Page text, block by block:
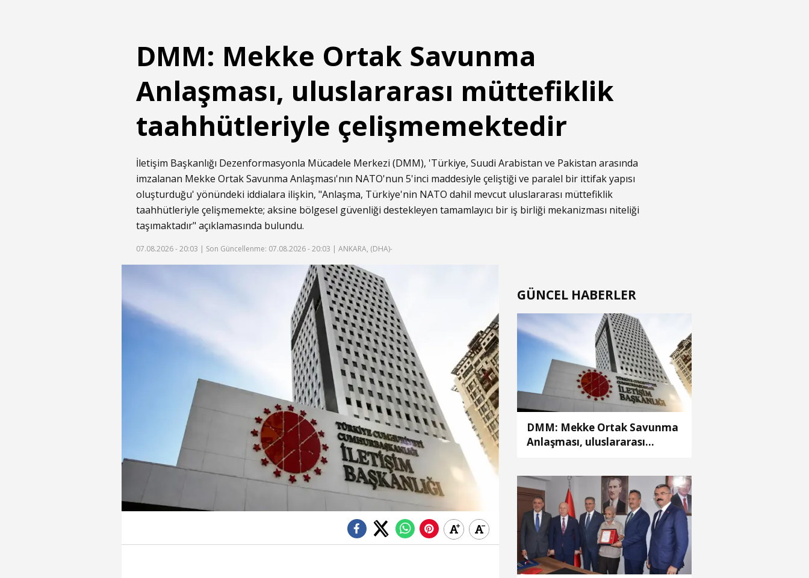
DMM: Mekke Ortak Savunma
Anlaşması, uluslararası müttefiklik
taahhütleriyle çelişmemektedir
İletişim Başkanlığı Dezenformasyonla Mücadele Merkezi (DMM), 'Türkiye, Suudi Arabistan ve Pakistan arasında
imzalanan Mekke Ortak Savunma Anlaşması'nın NATO'nun 5'inci maddesiyle çeliştiği ve paralel bir ittifak yapısı
oluşturduğu' yönündeki iddialara ilişkin, "Anlaşma, Türkiye'nin NATO dahil mevcut uluslararası müttefiklik
taahhütleriyle çelişmemekte; aksine bölgesel güvenliği destekleyen tamamlayıcı bir iş birliği mekanizması niteliği
taşımaktadır" açıklamasında bulundu.
07.08.2026 - 20:03 | Son Güncellenme: 07.08.2026 - 20:03 | ANKARA, (DHA)-
GÜNCEL HABERLER
DMM: Mekke Ortak Savunma
Anlaşması, uluslararası